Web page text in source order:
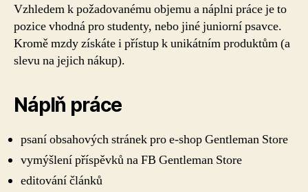
Vzhledem k požadovanému objemu a náplni práce je to
pozice vhodná pro studenty, nebo jiné juniorní psavce.
Kromě mzdy získáte i přístup k unikátním produktům (a
slevu na jejich nákup).
Náplň práce
psaní obsahových stránek pro e-shop Gentleman Store
vymýšlení příspěvků na FB Gentleman Store
editování článků